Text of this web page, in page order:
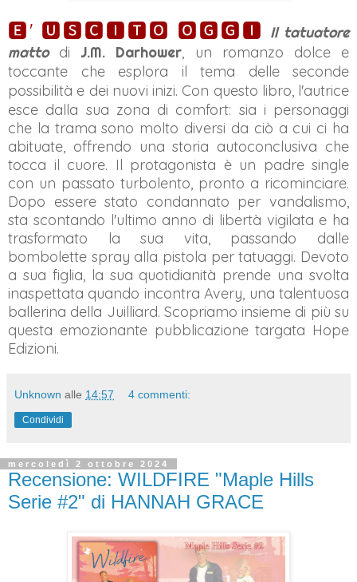
🅴' 🆄🆂🅲🅸🆃🅾 🅾🅶🅶🅸 Il tatuatore
matto
di J.M. Darhower, un romanzo dolce e
toccante che esplora il tema delle seconde
possibilità e dei nuovi inizi. Con questo libro, l'autrice
esce dalla sua zona di comfort: sia i personaggi
che la trama sono molto diversi da ciò a cui ci ha
abituate, offrendo una storia autoconclusiva che
tocca il cuore. Il protagonista è un padre single
con un passato turbolento, pronto a ricominciare.
Dopo essere stato condannato per vandalismo,
sta scontando l'ultimo anno di libertà vigilata e ha
trasformato la sua vita, passando dalle
bombolette spray alla pistola per tatuaggi. Devoto
a sua figlia, la sua quotidianità prende una svolta
inaspettata quando incontra Avery, una talentuosa
ballerina della Juilliard. Scopriamo insieme di più su
questa emozionante pubblicazione targata Hope
Edizioni.
Unknown alle 14:57 4 commenti:
Condividi
mercoledì 2 ottobre 2024
Recensione: WILDFIRE "Maple Hills
Serie #2" di HANNAH GRACE